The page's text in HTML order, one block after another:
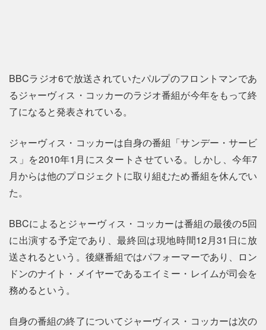
BBCラジオ6で放送されていたパルプのフロントマンであ
るジャーヴィス・コッカーのラジオ番組が今年をもって終
了になると発表されている。
ジャーヴィス・コッカーは自身の番組「サンデー・サービ
ス」を2010年1月にスタートさせている。しかし、今年7
月からは他のプロジェクトに取り組むため番組を休んでい
た。
BBCによるとジャーヴィス・コッカーは番組の最後の5回
に出演する予定であり、最終回は現地時間12月31日に放
送されるという。後継番組ではパフォーマーであり、ロン
ドンのナイト・メイヤーであるエイミー・レイムが司会を
務めるという。
自身の番組の終了についてジャーヴィス・コッカーは次の